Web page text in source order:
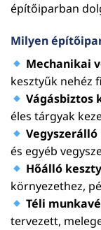
építőiparban
Milyen
Mechanikai
kesztyűk nehéz
Vágásbiztos
éles tárgyak
és egyéb
Hőálló
környezethez,
Téli
tervezett,